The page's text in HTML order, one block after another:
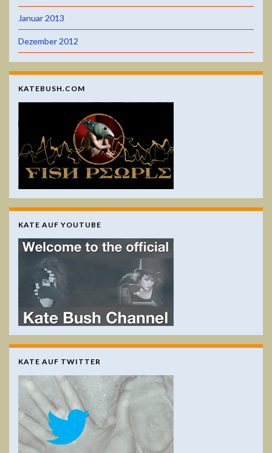
Januar 2013
Dezember 2012
KATEBUSH.COM
KATE AUF YOUTUBE
KATE AUF TWITTER